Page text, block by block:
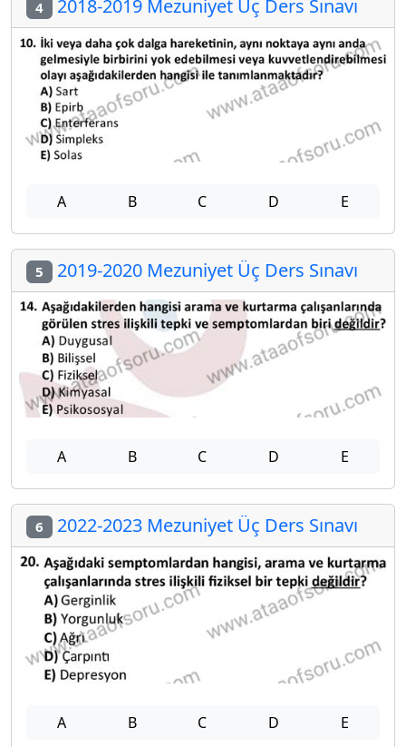
4 2018-2019 Mezuniyet Üç Ders Sınavı
A B C D E
5 2019-2020 Mezuniyet Üç Ders Sınavı
A B C D E
6 2022-2023 Mezuniyet Üç Ders Sınavı
A B C D E